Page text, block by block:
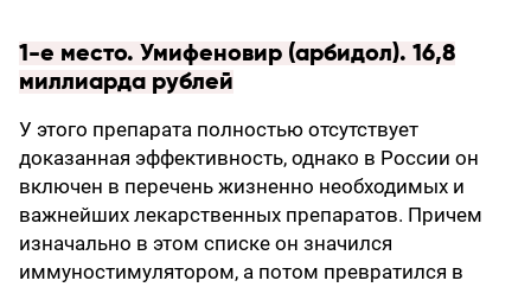
1-е место. Умифеновир (арбидол). 16,8
миллиарда рублей
У этого препарата полностью отсутствует
доказанная эффективность, однако в России он
включен в перечень жизненно необходимых и
важнейших лекарственных препаратов. Причем
изначально в этом списке он значился
иммуностимулятором, а потом превратился в